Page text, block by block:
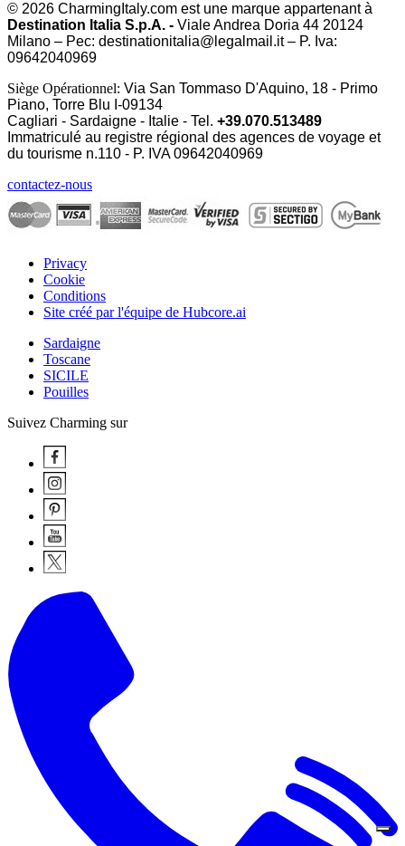
© 2026 CharmingItaly.com est une marque appartenant à
Destination Italia S.p.A. - Viale Andrea Doria 44 20124
Milano – Pec: destinationitalia@legalmail.it – P. Iva:
09642040969
Siège Opérationnel: Via San Tommaso D'Aquino, 18 - Primo
Piano, Torre Blu I-09134
Cagliari - Sardaigne - Italie - Tel. +39.070.513489
Immatriculé au registre régional des agences de voyage et
du tourisme n.110 - P. IVA09642040969
contactez-nous
Privacy
Cookie
Conditions
Site créé par l'équipe de Hubcore.ai
Sardaigne
Toscane
SICILE
Pouilles
Suivez Charming sur